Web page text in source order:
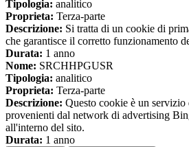
Tipologia: analitico
Proprieta: Terza-parte
Descrizione: Si tratta di un cookie di
che garantisce il corretto funzionamento
Durata: 1 anno
Nome: SRCHHPGUSR
Tipologia: analitico
Proprieta: Terza-parte
Descrizione: Questo cookie è un
provenienti dal network di advertising
all'interno del sito.
Durata: 1 anno